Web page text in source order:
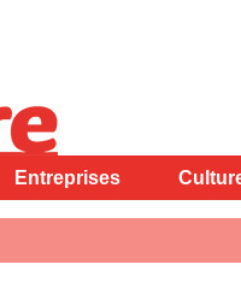
Entreprises